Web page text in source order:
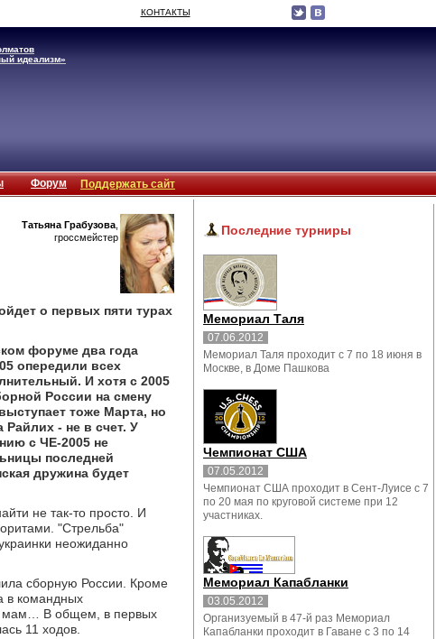
КОНТАКТЫ
идеализм»
Форум Поддержать сайт
Татьяна Грабузова
гроссмейстер
о первых пяти турах
форуме два года
опередили всех
И хотя с 2005
России на смену
тоже Марта, но
- не в счет. У
с ЧЕ-2005 не
последней
дружина будет
не так-то просто. И
"Стрельба"
неожиданно
сборную России. Кроме
в командных
мам… В общем, в первых
11 ходов.
Последние турниры
Мемориал Таля
07.06.2012
Мемориал Таля проходит с 7 по 18 июня в
Москве, в Доме Пашкова
Чемпионат США
07.05.2012
Чемпионат США проходит в Сент-Луисе с 7
по 20 мая по круговой системе при 12
участниках.
Мемориал Капабланки
03.05.2012
Организуемый в 47-й раз Мемориал
Капабланки проходит в Гаване с 3 по 14